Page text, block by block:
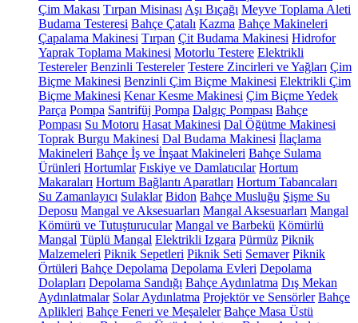
Çim Makası Tırpan Misinası Aşı Bıçağı Meyve Toplama Aleti
Budama Testeresi Bahçe Çatalı Kazma Bahçe Makineleri
Çapalama Makinesi Tırpan Çit Budama Makinesi Hidrofor
Yaprak Toplama Makinesi Motorlu Testere Elektrikli
Testereler Benzinli Testereler Testere Zincirleri ve Yağları Çim
Biçme Makinesi Benzinli Çim Biçme Makinesi Elektrikli Çim
Biçme Makinesi Kenar Kesme Makinesi Çim Biçme Yedek
Parça Pompa Santrifüj Pompa Dalgıç Pompası Bahçe
Pompası Su Motoru Hasat Makinesi Dal Öğütme Makinesi
Toprak Burgu Makinesi Dal Budama Makinesi İlaçlama
Makineleri Bahçe İş ve İnşaat Makineleri Bahçe Sulama
Ürünleri Hortumlar Fıskiye ve Damlatıcılar Hortum
Makaraları Hortum Bağlantı Aparatları Hortum Tabancaları
Su Zamanlayıcı Sulaklar Bidon Bahçe Musluğu Şişme Su
Deposu Mangal ve Aksesuarları Mangal Aksesuarları Mangal
Kömürü ve Tutuşturucular Mangal ve Barbekü Kömürlü
Mangal Tüplü Mangal Elektrikli Izgara Pürmüz Piknik
Malzemeleri Piknik Sepetleri Piknik Seti Semaver Piknik
Örtüleri Bahçe Depolama Depolama Evleri Depolama
Dolapları Depolama Sandığı Bahçe Aydınlatma Dış Mekan
Aydınlatmalar Solar Aydınlatma Projektör ve Sensörler Bahçe
Aplikleri Bahçe Feneri ve Meşaleler Bahçe Masa Üstü